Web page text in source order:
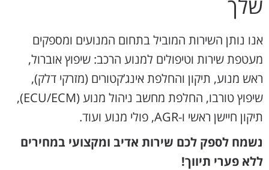
אנו נותן השירות המוביל בתחום המנועים ומספקים
מעטפת שירות וטיפולים למנוע הרכב: שיפוץ אוברול,
ראש מנוע, תיקון והחלפת אינג’קטורים (מזרקי דלק),
שיפוץ טורבו, החלפת מחשב ניהול מנוע (ECU/ECM),
תיקון חיישן ראשי ו-AGR, פולי מנוע ועוד.
נשמח לספק לכם שירות אדיב ומקצועי במחירים
ללא פערי תיווך!